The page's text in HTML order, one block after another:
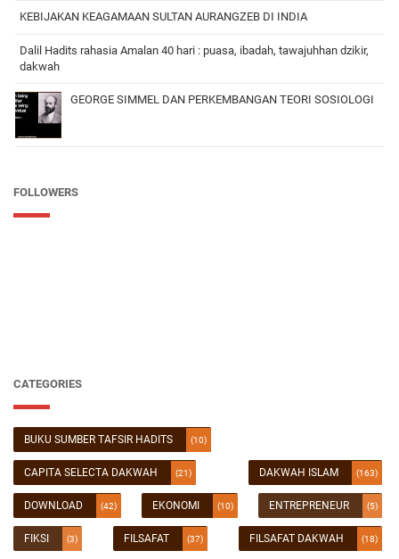
KEBIJAKAN KEAGAMAAN SULTAN AURANGZEB DI INDIA
Dalil Hadits rahasia Amalan 40 hari : puasa, ibadah, tawajuhhan dzikir,
dakwah
GEORGE SIMMEL DAN PERKEMBANGAN TEORI SOSIOLOGI
FOLLOWERS
CATEGORIES
BUKU SUMBER TAFSIR HADITS (10)
CAPITA SELECTA DAKWAH (21) DAKWAH ISLAM (163)
DOWNLOAD (42) EKONOMI (10) ENTREPRENEUR (5)
FIKSI (3) FILSAFAT (37) FILSAFAT DAKWAH (18)